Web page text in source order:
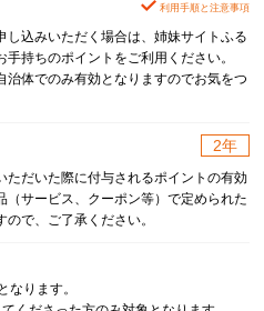
利用手順と注意事項
込みいただく場合は、姉妹サイトふる
持ちのポイントをご利用ください。
治体でのみ有効となりますのでお気をつ
2年
ただいた際に付与されるポイントの有効
サービス、クーポン等）で定められた
で、ご了承ください。
なります。